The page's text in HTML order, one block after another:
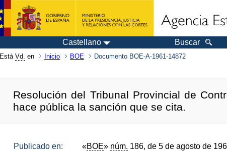
Castellano Buscar
Está Vd. en Inicio BOE Documento BOE-A-1961-14872
Resolución del Tribunal Provincial de
hace pública la sanción que se cita.
Publicado en: «BOE» núm. 186, de 5 de agosto de